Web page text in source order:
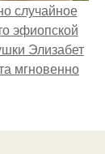
случайное
эфиопской
Элизабет
мгновенно
её новой